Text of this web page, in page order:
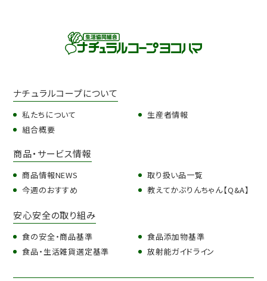
ナチュラルコープについて
私たちについて
組合概要
生産者情報
商品・サービス情報
商品情報NEWS
今週のおすすめ
取り扱い品一覧
教えてかぶりんちゃん【Q&A】
安心安全の取り組み
食の安全・商品基準
食品・生活雑貨選定基準
食品添加物基準
放射能ガイドライン